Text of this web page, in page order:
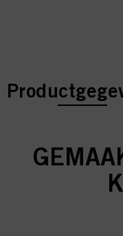
current tab:
current tab: